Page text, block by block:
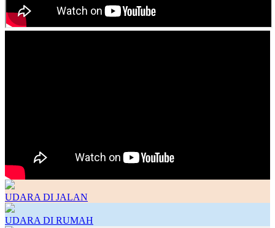
UDARA DI JALAN
UDARA DI RUMAH